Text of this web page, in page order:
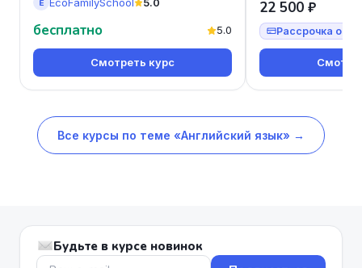
E
бесплатно 5.0
Смотреть курс
22 500 ₽
Рассрочка от
Все курсы по теме «Английский язык» →
Будьте в курсе новинок